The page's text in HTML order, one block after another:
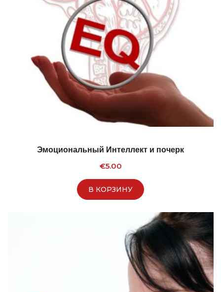
Эмоциональный Интеллект и почерк
€5.00
В КОРЗИНУ